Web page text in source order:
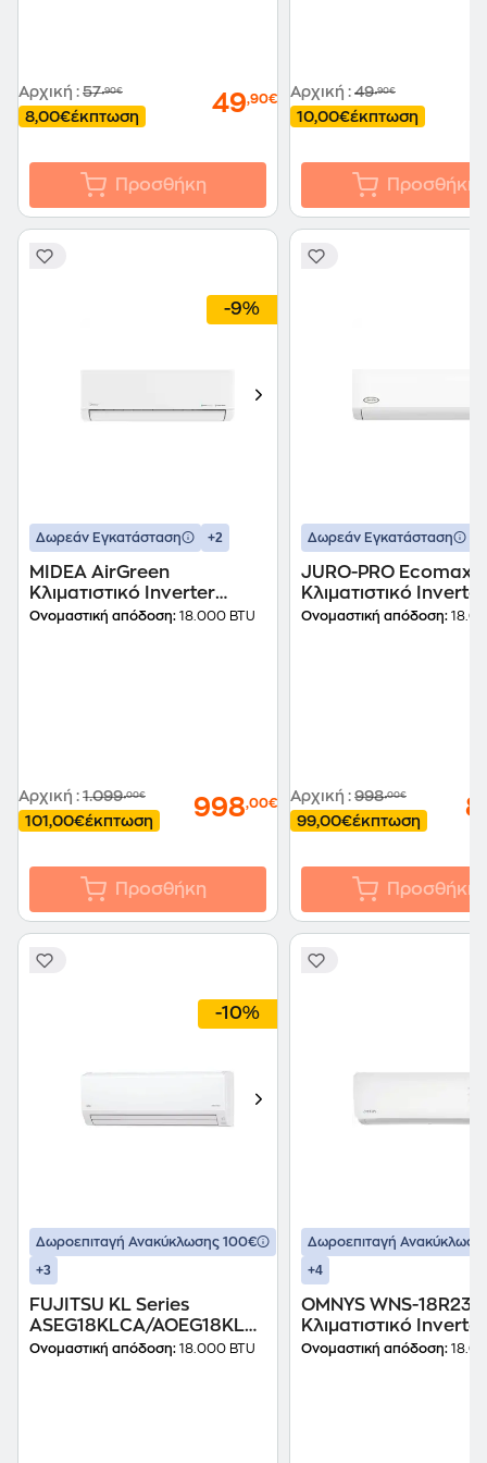
Αρχική : 57,90€
8,00€έκπτωση 49,90€
Προσθήκη
Αρχική : 49,90€
10,00€έκπτωση
Προσθήκη
-9%
Δωρεάν Εγκατάσταση +2
MIDEA AirGreen
Κλιματιστικό Inverter
18.000 BTU A+++/A+++ με
Ονομαστική απόδοση: 18.000 BTU
Αρχική : 1.099,00€
101,00€έκπτωση 998,00€
Προσθήκη
Δωρεάν Εγκατάσταση
JURO-PRO Ecomax
Κλιματιστικό Inverter
18.000 BTU A+++/
Ονομαστική απόδοση:
Αρχική : 998,00€
99,00€έκπτωση
Προσθήκη
-10%
Δωροεπιταγή Ανακύκλωσης 100€
+3
FUJITSU KL Series
ASEG18KLCA/AOEG18KLCA
Κλιματιστικό Inverter
Ονομαστική απόδοση: 18.000 BTU
Δωροεπιταγή
+4
OMNYS WNS-18R23
Κλιματιστικό Inverter
18.000 BTU A++/
Ονομαστική απόδοση: